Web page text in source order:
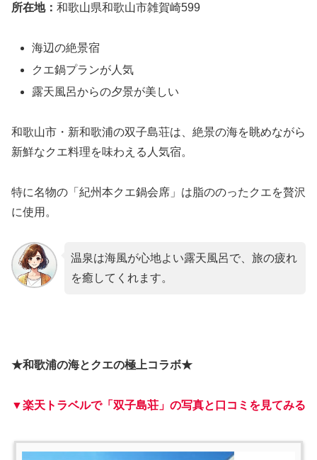
所在地： 和歌山県和歌山市雑賀崎599
海辺の絶景宿
クエ鍋プランが人気
露天風呂からの夕景が美しい
和歌山市・新和歌浦の双子島荘は、絶景の海を眺めながら
新鮮なクエ料理を味わえる人気宿。
特に名物の「紀州本クエ鍋会席」は脂ののったクエを贅沢
に使用。
温泉は海風が心地よい露天風呂で、旅の疲れ
を癒してくれます。
★和歌浦の海とクエの極上コラボ★
▼楽天トラベルで「双子島荘」の写真と口コミを見てみる